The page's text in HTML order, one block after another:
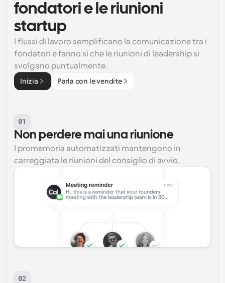
fondatori e le riunioni
startup
I flussi di lavoro semplificano la comunicazione tra i
fondatori e fanno sì che le riunioni di leadership si
svolgano puntualmente.
Inizia Parla con le vendite
01
Non perdere mai una riunione
I promemoria automatizzati mantengono in
carreggiata le riunioni del consiglio di avvio.
02